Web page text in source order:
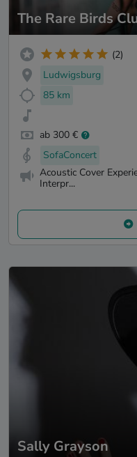
The Rare Birds
(2)
Ludwigsburg
85 km
ab 300 €
SofaConcert
Acoustic Cover
Interpr...
Sally Grayson